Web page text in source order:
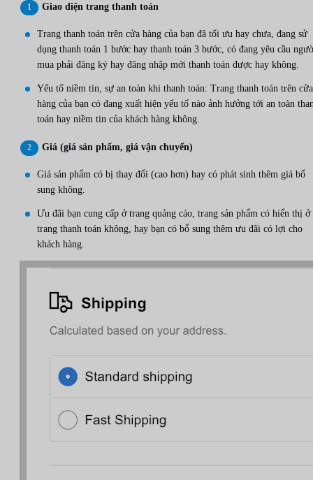
Giao diện trang thanh toán
Trang thanh toán trên cửa hàng của bạn đã tối ưu hay chưa, đang sử
dụng thanh toán 1 bước hay thanh toán 3 bước, có đang yêu cầu
mua phải đăng ký hay đăng nhập mới thanh toán được hay không.
Yếu tố niềm tin, sự an toàn khi thanh toán: Trang thanh toán trên cửa
hàng của bạn có đang xuất hiện yếu tố nào ảnh hưởng tới an toàn
toán hay niềm tin của khách hàng không.
Giá (giá sản phẩm, giá vận chuyển)
Giá sản phẩm có bị thay đổi (cao hơn) hay có phát sinh thêm giá bổ
sung không.
Ưu đãi bạn cung cấp ở trang quảng cáo, trang sản phẩm có hiển thị ở
trang thanh toán không, hay bạn có bổ sung thêm ưu đãi có lợi cho
khách hàng.